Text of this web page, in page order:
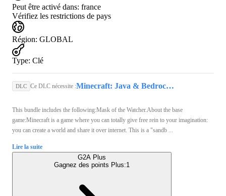
Peut être activé dans: france
Vérifiez les restrictions de pays
Région: GLOBAL
Type: Clé
DLC Ce DLC nécessite : Minecraft: Java & Bedrock Edition (PC) - Microsoft Store Key - GLOBAL
This bundle includes the following:Mask of the Watcher.About the base
game:Minecraft is a game where you can totally give free rein to your imagination:
you can create a world and share it over internet. This is a "sandb ...
Lire la suite
G2A Plus
Gagnez des points Plus:1